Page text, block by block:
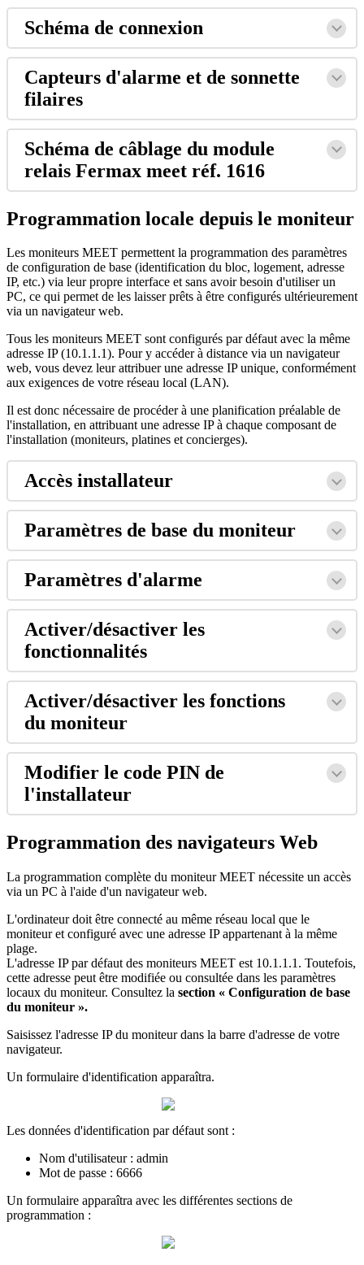
Schéma de connexion
Capteurs d'alarme et de sonnette
filaires
Schéma de câblage du module
relais Fermax meet réf. 1616
Programmation locale depuis le moniteur
Les moniteurs MEET permettent la programmation des paramètres
de configuration de base (identification du bloc, logement, adresse
IP, etc.) via leur propre interface et sans avoir besoin d'utiliser un
PC, ce qui permet de les laisser prêts à être configurés ultérieurement
via un navigateur web.
Tous les moniteurs MEET sont configurés par défaut avec la même
adresse IP (10.1.1.1). Pour y accéder à distance via un navigateur
web, vous devez leur attribuer une adresse IP unique, conformément
aux exigences de votre réseau local (LAN).
Il est donc nécessaire de procéder à une planification préalable de
l'installation, en attribuant une adresse IP à chaque composant de
l'installation (moniteurs, platines et concierges).
Accès installateur
Paramètres de base du moniteur
Paramètres d'alarme
Activer/désactiver les
fonctionnalités
Activer/désactiver les fonctions
du moniteur
Modifier le code PIN de
l'installateur
Programmation des navigateurs Web
La programmation complète du moniteur MEET nécessite un accès
via un PC à l'aide d'un navigateur web.
L'ordinateur doit être connecté au même réseau local que le
moniteur et configuré avec une adresse IP appartenant à la même
plage.
L'adresse IP par défaut des moniteurs MEET est 10.1 .1 .1 . Toutefois,
cette adresse peut être modifiée ou consultée dans les paramètres
locaux du moniteur. Consultez la section « Configuration de base
du moniteur ».
Saisissez l'adresse IP du moniteur dans la barre d'adresse de votre
navigateur.
Un formulaire d'identification apparaîtra.
Les données d'identification par défaut sont :
Nom d'utilisateur : admin
Mot de passe : 6666
Un formulaire apparaîtra avec les différentes sections de
programmation :